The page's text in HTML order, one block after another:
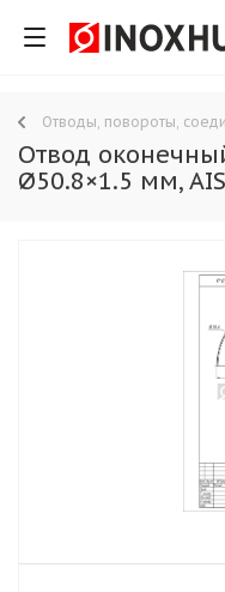
Отводы, повороты,
Отвод
Ø50.8×1.5 мм,